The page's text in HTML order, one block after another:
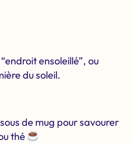
“endroit ensoleillé”, ou
du soleil.
de mug pour savourer
thé